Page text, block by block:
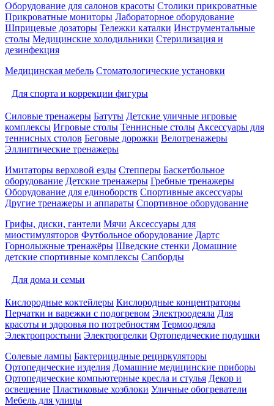
Оборудование для салонов красоты Столики прикроватные
Прикроватные мониторы Лабораторное оборудование
Шприцевые дозаторы Тележки каталки Инструментальные
столы Медицинские холодильники Стерилизация и
дезинфекция
Медицинская мебель Стоматологические установки
Для спорта и коррекции фигуры
Силовые тренажеры Батуты Детские уличные игровые
комплексы Игровые столы Теннисные столы Аксессуары для
теннисных столов Беговые дорожки Велотренажеры
Эллиптические тренажеры
Имитаторы верховой езды Степперы Баскетбольное
оборудование Детские тренажеры Гребные тренажеры
Оборудование для единоборств Спортивные аксессуары
Другие тренажеры и аппараты Спортивное оборудование
Грифы, диски, гантели Мячи Аксессуары для
миостимуляторов Футбольное оборудование Дартс
Горнолыжные тренажёры Шведские стенки Домашние
детские спортивные комплексы Сапборды
Для дома и семьи
Кислородные коктейлеры Кислородные концентраторы
Перчатки и варежки с подогревом Электроодеяла Для
красоты и здоровья по потребностям Термоодеяла
Электропростыни Электрогрелки Ортопедические подушки
Солевые лампы Бактерицидные рециркуляторы
Ортопедические изделия Домашние медицинские приборы
Ортопедические компьютерные кресла и стулья Декор и
освещение Пластиковые хозблоки Уличные обогреватели
Мебель для улицы